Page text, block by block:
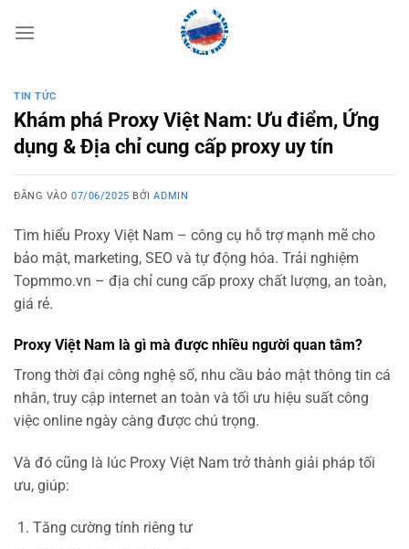
qua
TIN TỨC
Khám phá Proxy Việt Nam: Ưu điểm, Ứng
dụng & Địa chỉ cung cấp proxy uy tín
ĐĂNG VÀO07/06/2025 BỞIADMIN
Tìm hiểu Proxy Việt Nam – công cụ hỗ trợ mạnh mẽ cho
bảo mật, marketing, SEO và tự động hóa. Trải nghiệm
Topmmo.vn – địa chỉ cung cấp proxy chất lượng, an toàn,
giá rẻ.
Proxy Việt Nam là gì mà được nhiều người quan tâm?
Trong thời đại công nghệ số, nhu cầu bảo mật thông tin cá
nhân, truy cập internet an toàn và tối ưu hiệu suất công
việc online ngày càng được chú trọng.
Và đó cũng là lúc Proxy Việt Nam trở thành giải pháp tối
ưu, giúp:
Tăng cường tính riêng tư